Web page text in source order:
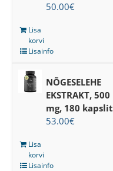
50.00€
Lisa
korvi
Lisainfo
NÕGESELEHE
EKSTRAKT, 500
mg, 180 kapslit
53.00€
Lisa
korvi
Lisainfo